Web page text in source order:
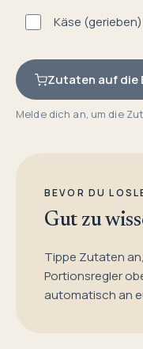
Käse (gerieben)
Zutaten auf die
Melde dich an, um die
BEVOR DU
Gut zu
Tippe Zutaten
Portionsregler
automatisch an